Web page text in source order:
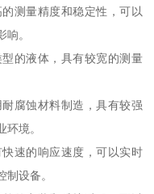
测量精度和稳定性，可以
。
的液体，具有较宽的测量
腐蚀材料制造，具有较强
境。
速的响应速度，可以实时
设备。